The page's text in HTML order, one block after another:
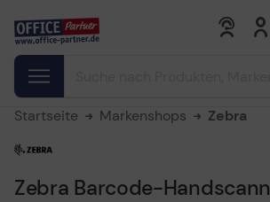
Startseite Markenshops Zebra
Zebra Barcode-